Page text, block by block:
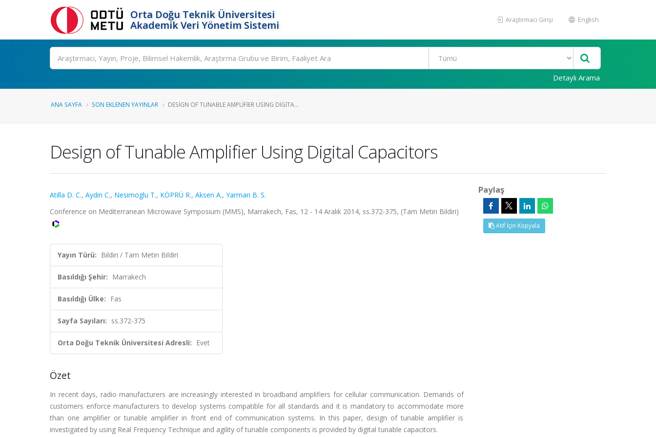
Orta Doğu Teknik Üniversitesi
Akademik Veri Yönetim Sistemi
Araştırmacı Girişi English
Ara
Detaylı Arama
ANA SAYFA SON EKLENEN YAYINLAR DESIGN OF TUNABLE AMPLIFIER USING DIGITA...
Design of Tunable Amplifier Using Digital Capacitors
Atilla D. C., Aydin C., Nesimoglu T., KÖPRÜ R., Aksen A., Yarman B. S.
Conference on Mediterranean Microwave Symposium (MMS), Marrakech, Fas, 12 - 14 Aralık 2014, ss.372-375, (Tam Metin Bildiri)
Yayın Türü: Bildiri / Tam Metin Bildiri
Basıldığı Şehir: Marrakech
Basıldığı Ülke: Fas
Sayfa Sayıları: ss.372-375
Orta Doğu Teknik Üniversitesi Adresli: Evet
Özet
In recent days, radio manufacturers are increasingly interested in broadband amplifiers for cellular communication. Demands of
customers enforce manufacturers to develop systems compatible for all standards and it is mandatory to accommodate more
than one amplifier or tunable amplifier in front end of communication systems. In this paper, design of tunable amplifier is
investigated by using Real Frequency Technique and agility of tunable components is provided by digital tunable capacitors.
Paylaş
Atıf İçin Kopyala